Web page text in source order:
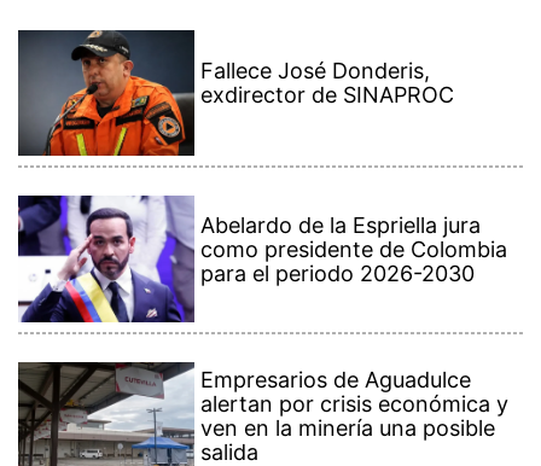
Fallece José Donderis,
exdirector de SINAPROC
Abelardo de la Espriella jura
como presidente de Colombia
para el periodo 2026-2030
Empresarios de Aguadulce
alertan por crisis económica y
ven en la minería una posible
salida